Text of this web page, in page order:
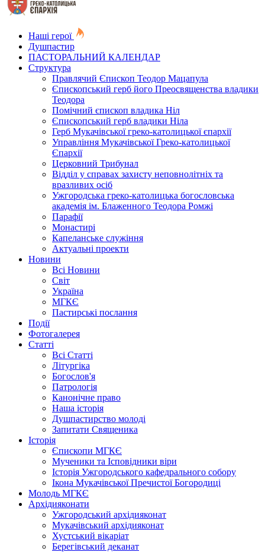
Наші герої
Душпастир
ПАСТОРАЛЬНИЙ КАЛЕНДАР
Структура
Правлячий Єпископ Теодор Мацапула
Єпископський герб його Преосвященства владики
Теодора
Помічний єпископ владика Ніл
Єпископський герб владики Ніла
Герб Мукачівської греко-католицької єпархії
Управління Мукачівської Греко-католицької
Єпархії
Церковний Трибунал
Відділ у справах захисту неповнолітніх та
вразливих осіб
Ужгородська греко-католицька богословська
академія ім. Блаженного Теодора Ромжі
Парафії
Монастирі
Капеланське служіння
Актуальні проекти
Новини
Всі Новини
Світ
Україна
МГКЄ
Пастирські послання
Події
Фотогалерея
Статті
Всі Статті
Літургіка
Богослов'я
Патрологія
Канонічне право
Наша історія
Душпастирство молоді
Запитати Священика
Історія
Єпископи МГКЄ
Мученики та Ісповідники віри
Історія Ужгородського кафедрального собору
Ікона Мукачівської Пречистої Богородиці
Молодь МГКЄ
Архідияконати
Ужгородський архідияконат
Мукачівський архідияконат
Хустський вікаріат
Берегівський деканат